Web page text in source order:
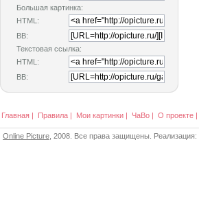
Большая картинка:
HTML:
BB:
Текстовая ссылка:
HTML:
BB:
Главная | Правила | Мои картинки | ЧаВо | О проекте |
Online Picture , 2008. Все права защищены. Реализация: